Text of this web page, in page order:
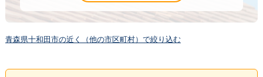
青森県十和田市の近く（他の市区町村）で絞り込む